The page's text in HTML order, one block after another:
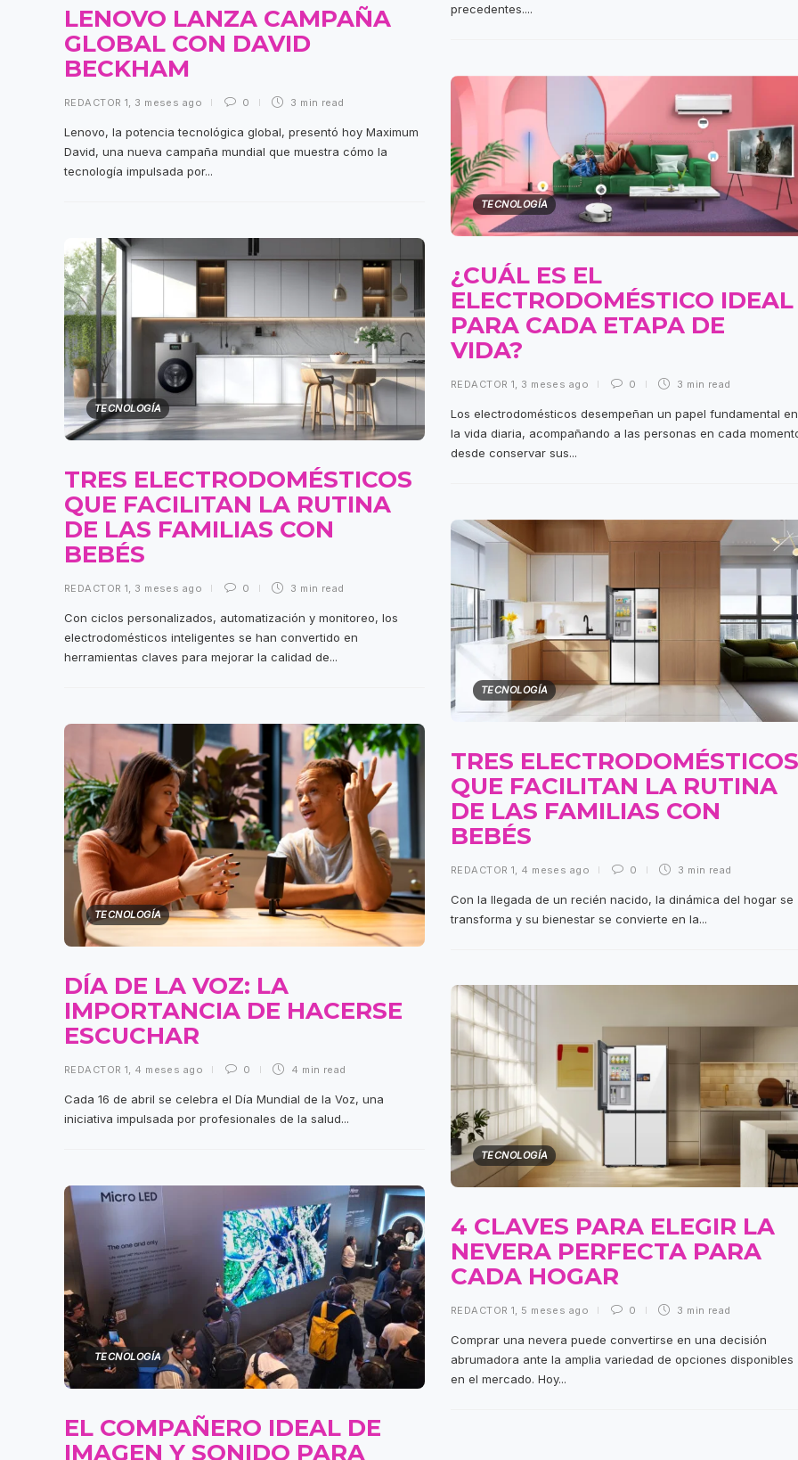
precedentes....
LENOVO LANZA CAMPAÑA
GLOBAL CON DAVID
BECKHAM
REDACTOR 1 3 meses ago 0 3 min read
Lenovo, la potencia tecnológica global, presentó hoy Maximum
David, una nueva campaña mundial que muestra cómo la
tecnología impulsada por...
TECNOLOGÍA
¿CUÁL ES EL
ELECTRODOMÉSTICO IDEAL
PARA CADA ETAPA DE
VIDA?
REDACTOR 1, 3 meses ago 0 3 min read
Los electrodomésticos desempeñan un papel fundamental en
la vida diaria, acompañando a las personas en cada
desde conservar sus...
TECNOLOGÍA
TRES ELECTRODOMÉSTICOS
QUE FACILITAN LA RUTINA
DE LAS FAMILIAS CON
BEBÉS
REDACTOR 1, 3 meses ago 0 3 min read
Con ciclos personalizados, automatización y monitoreo, los
electrodomésticos inteligentes se han convertido en
herramientas claves para mejorar la calidad de...
TECNOLOGÍA
TRES ELECTRODOMÉSTICOS
QUE FACILITAN LA RUTINA
DE LAS FAMILIAS CON
BEBÉS
REDACTOR 1, 4 meses ago 0 3 min read
Con la llegada de un recién nacido, la dinámica del hogar se
transforma y su bienestar se convierte en la...
TECNOLOGÍA
DÍA DE LA VOZ: LA
IMPORTANCIA DE HACERSE
ESCUCHAR
REDACTOR 1, 4 meses ago 0 4 min read
Cada 16 de abril se celebra el Día Mundial de la Voz, una
iniciativa impulsada por profesionales de la salud...
TECNOLOGÍA
4 CLAVES PARA ELEGIR LA
NEVERA PERFECTA PARA
CADA HOGAR
REDACTOR 1, 5 meses ago 0 3 min read
Comprar una nevera puede convertirse en una decisión
abrumadora ante la amplia variedad de opciones disponibles
en el mercado. Hoy...
TECNOLOGÍA
EL COMPAÑERO IDEAL DE
IMAGEN Y SONIDO PARA